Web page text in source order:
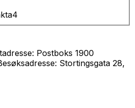
4
Postboks 1900
Stortingsgata 28,